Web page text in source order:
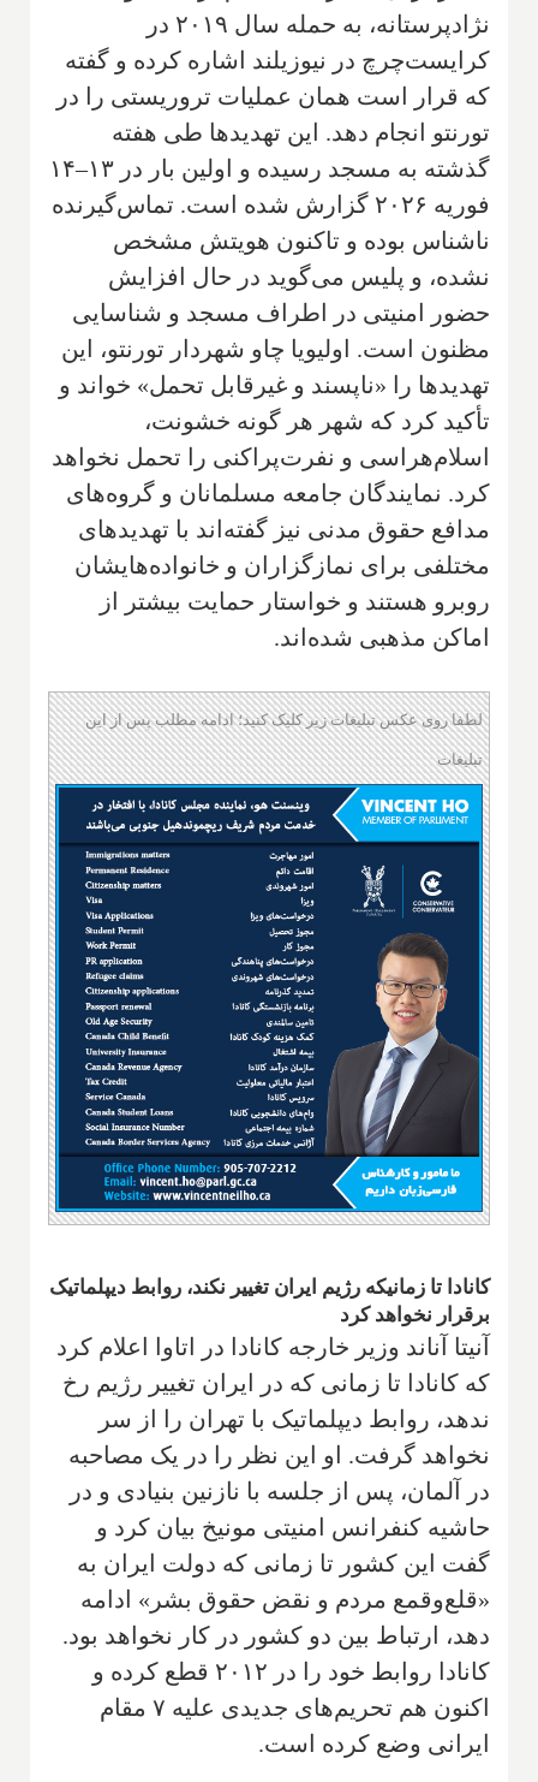
نژادپرستانه، به حمله سال ۲۰۱۹ در
کرایست‌چرچ در نیوزیلند اشاره کرده و گفته
که قرار است همان عملیات تروریستی را در
تورنتو انجام دهد. این تهدیدها طی هفته
گذشته به مسجد رسیده و اولین بار در ۱۳–۱۴
فوریه ۲۰۲۶ گزارش شده است. تماس‌گیرنده
ناشناس بوده و تاکنون هویتش مشخص
نشده، و پلیس می‌گوید در حال افزایش
حضور امنیتی در اطراف مسجد و شناسایی
مظنون است. اولیویا چاو شهردار تورنتو، این
تهدیدها را «ناپسند و غیرقابل تحمل» خواند و
تأکید کرد که شهر هر گونه خشونت،
اسلام‌هراسی و نفرت‌پراکنی را تحمل نخواهد
کرد. نمایندگان جامعه مسلمانان و گروه‌های
مدافع حقوق مدنی نیز گفته‌اند با تهدیدهای
مختلفی برای نمازگزاران و خانواده‌هایشان
روبرو هستند و خواستار حمایت بیشتر از
اماکن مذهبی شده‌اند.
لطفا روی عکس تبلیغات زیر کلیک کنید؛ ادامه مطلب پس از این
تبلیغات
کانادا تا زمانیکه رژیم ایران تغییر نکند، روابط دیپلماتیک
برقرار نخواهد کرد
آنیتا آناند وزیر خارجه کانادا در اتاوا اعلام کرد
که کانادا تا زمانی که در ایران تغییر رژیم رخ
ندهد، روابط دیپلماتیک با تهران را از سر
نخواهد گرفت. او این نظر را در یک مصاحبه
در آلمان، پس از جلسه با نازنین بنیادی و در
حاشیه کنفرانس امنیتی مونیخ بیان کرد و
گفت این کشور تا زمانی که دولت ایران به
«قلع‌وقمع مردم و نقض حقوق بشر» ادامه
دهد، ارتباط بین دو کشور در کار نخواهد بود.
کانادا روابط خود را در ۲۰۱۲ قطع کرده و
اکنون هم تحریم‌های جدیدی علیه ۷ مقام
ایرانی وضع کرده است.